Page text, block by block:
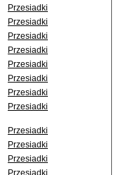
Przesiadki
Przesiadki
Przesiadki
Przesiadki
Przesiadki
Przesiadki
Przesiadki
Przesiadki
Przesiadki
Przesiadki
Przesiadki
Przesiadki